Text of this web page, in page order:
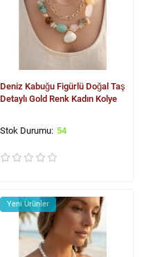
Deniz Kabuğu Figürlü Doğal Taş
Detaylı Gold Renk Kadın Kolye
54
Yeni Ürünler